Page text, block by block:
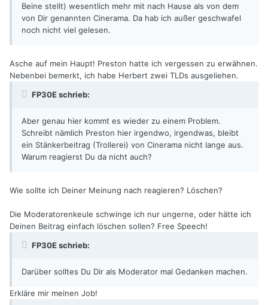
Beine stellt) wesentlich mehr mit nach Hause als von dem
von Dir genannten Cinerama. Da hab ich außer geschwafel
noch nicht viel gelesen.
Asche auf mein Haupt! Preston hatte ich vergessen zu erwähnen.
Nebenbei bemerkt, ich habe Herbert zwei TLDs ausgeliehen.
FP30E schrieb:
Aber genau hier kommt es wieder zu einem Problem.
Schreibt nämlich Preston hier irgendwo, irgendwas, bleibt
ein Stänkerbeitrag (Trollerei) von Cinerama nicht lange aus.
Warum reagierst Du da nicht auch?
Wie sollte ich Deiner Meinung nach reagieren? Löschen?
Die Moderatorenkeule schwinge ich nur ungerne, oder hätte ich
Deinen Beitrag einfach löschen sollen? Free Speech!
FP30E schrieb:
Darüber solltes Du Dir als Moderator mal Gedanken machen.
Erkläre mir meinen Job!